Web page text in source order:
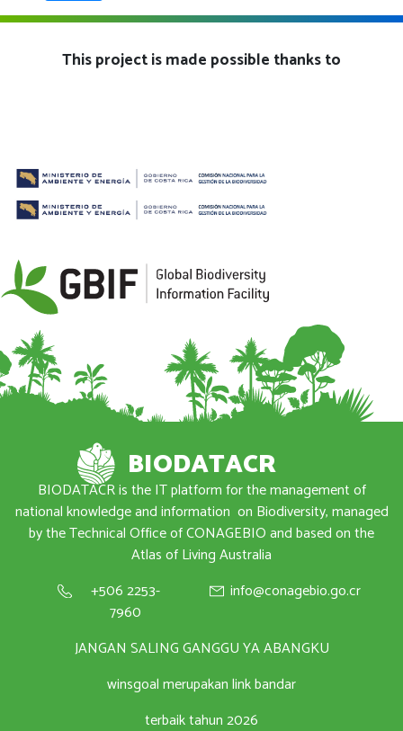
This project is made possible thanks to
BIODATACR
BIODATACR is the IT platform for the management of
national knowledge and information on Biodiversity, managed
by the Technical Office of CONAGEBIO and based on the
Atlas of Living Australia
+506 2253-
7960
info@conagebio.go.cr
JANGAN SALING GANGGU YA ABANGKU
winsgoal merupakan link bandar
terbaik tahun 2026